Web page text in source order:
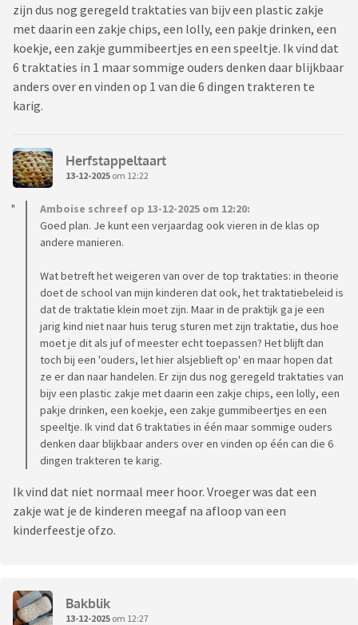
zijn dus nog geregeld traktaties van bijv een plastic zakje
met daarin een zakje chips, een lolly, een pakje drinken, een
koekje, een zakje gummibeertjes en een speeltje. Ik vind dat
6 traktaties in 1 maar sommige ouders denken daar blijkbaar
anders over en vinden op 1 van die 6 dingen trakteren te
karig.
Herfstappeltaart
13-12-2025 om 12:22
Amboise schreef op 13-12-2025 om 12:20:
Goed plan. Je kunt een verjaardag ook vieren in de klas op
andere manieren.
Wat betreft het weigeren van over de top traktaties: in theorie
doet de school van mijn kinderen dat ook, het traktatiebeleid is
dat de traktatie klein moet zijn. Maar in de praktijk ga je een
jarig kind niet naar huis terug sturen met zijn traktatie, dus hoe
moet je dit als juf of meester echt toepassen? Het blijft dan
toch bij een 'ouders, let hier alsjeblieft op' en maar hopen dat
ze er dan naar handelen. Er zijn dus nog geregeld traktaties van
bijv een plastic zakje met daarin een zakje chips, een lolly, een
pakje drinken, een koekje, een zakje gummibeertjes en een
speeltje. Ik vind dat 6 traktaties in één maar sommige ouders
denken daar blijkbaar anders over en vinden op één can die 6
dingen trakteren te karig.
Ik vind dat niet normaal meer hoor. Vroeger was dat een
zakje wat je de kinderen meegaf na afloop van een
kinderfeestje ofzo.
Bakblik
13-12-2025 om 12:27